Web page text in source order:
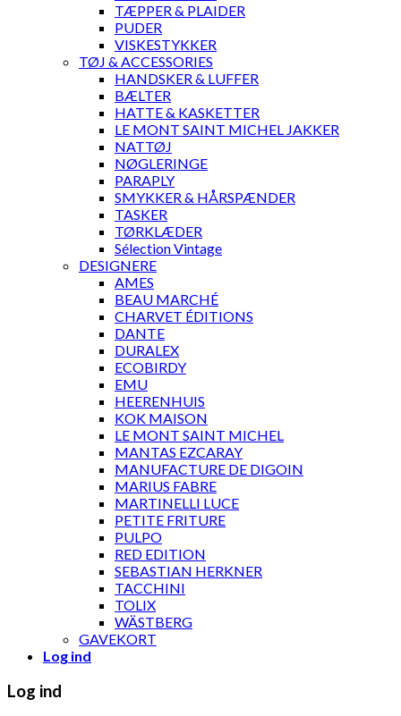
TÆPPER & PLAIDER
PUDER
VISKESTYKKER
TØJ & ACCESSORIES
HANDSKER & LUFFER
BÆLTER
HATTE & KASKETTER
LE MONT SAINT MICHEL JAKKER
NATTØJ
NØGLERINGE
PARAPLY
SMYKKER & HÅRSPÆNDER
TASKER
TØRKLÆDER
Sélection Vintage
DESIGNERE
AMES
BEAU MARCHÉ
CHARVET ÉDITIONS
DANTE
DURALEX
ECOBIRDY
EMU
HEERENHUIS
KOK MAISON
LE MONT SAINT MICHEL
MANTAS EZCARAY
MANUFACTURE DE DIGOIN
MARIUS FABRE
MARTINELLI LUCE
PETITE FRITURE
PULPO
RED EDITION
SEBASTIAN HERKNER
TACCHINI
TOLIX
WÄSTBERG
GAVEKORT
Log ind
Log ind